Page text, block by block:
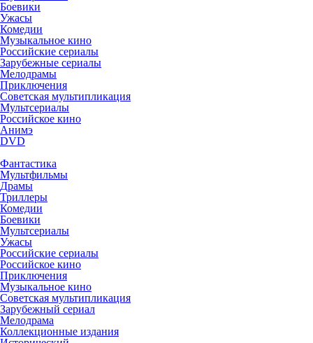
Боевики
Ужасы
Комедии
Музыкальное кино
Российские сериалы
Зарубежные сериалы
Мелодрамы
Приключения
Советская мультипликация
Мультсериалы
Российское кино
Анимэ
DVD
Фантастика
Мультфильмы
Драмы
Триллеры
Комедии
Боевики
Мультсериалы
Ужасы
Российские сериалы
Российское кино
Приключения
Музыкальное кино
Советская мультипликация
Зарубежный сериал
Мелодрама
Коллекционные издания